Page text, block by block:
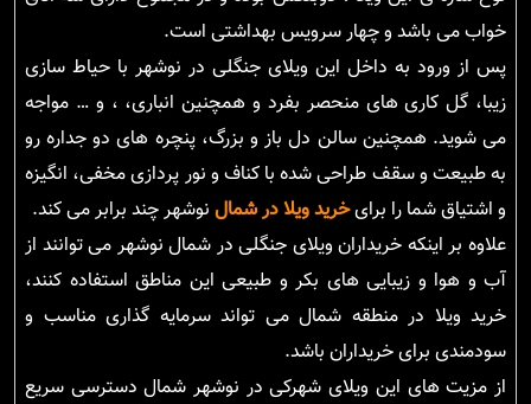
خواب می باشد و چهار سرویس بهداشتی است.
پس از ورود به داخل این ویلای جنگلی در نوشهر با حیاط سازی
زیبا، گل کاری های منحصر بفرد و همچنین انباری، ، و … مواجه
می شوید. همچنین سالن دل باز و بزرگ، پنچره های دو جداره رو
به طبیعت و سقف طراحی شده با کناف و نور پردازی مخفی، انگیزه
و اشتیاق شما را برایخرید ویلا در شمال نوشهر چند برابر می کند.
علاوه بر اینکه خریداران ویلای جنگلی در شمال نوشهر می توانند از
آب و هوا و زیبایی های بکر و طبیعی این مناطق استفاده کنند،
خرید ویلا در منطقه شمال می تواند سرمایه گذاری مناسب و
سودمندی برای خریداران باشد.
از مزیت های این ویلای شهرکی در نوشهر شمال دسترسی سریع